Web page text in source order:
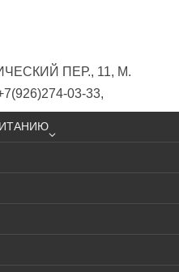
ПЕР., 11, М.
03-33,